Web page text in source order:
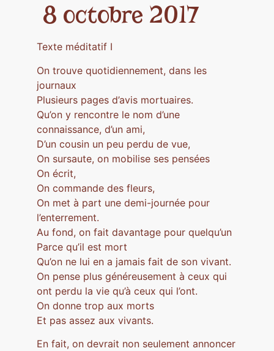
8 octobre 2017
Texte méditatif I
On trouve quotidiennement, dans les
journaux
Plusieurs pages d’avis mortuaires.
Qu’on y rencontre le nom d’une
connaissance, d’un ami,
D’un cousin un peu perdu de vue,
On sursaute, on mobilise ses pensées
On écrit,
On commande des fleurs,
On met à part une demi-journée pour
l’enterrement.
Au fond, on fait davantage pour quelqu’un
Parce qu’il est mort
Qu’on ne lui en a jamais fait de son vivant.
On pense plus généreusement à ceux qui
ont perdu la vie qu’à ceux qui l’ont.
On donne trop aux morts
Et pas assez aux vivants.
En fait, on devrait non seulement annoncer